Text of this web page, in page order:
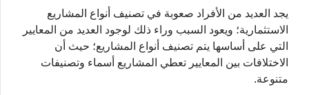
يجد العديد من الأفراد صعوبة في تصنيف أنواع المشاريع
الاستثمارية؛ ويعود السبب وراء ذلك لوجود العديد من المعايير
التي على أساسها يتم تصنيف أنواع المشاريع؛ حيث أن
الاختلافات بين المعايير تعطي المشاريع أسماء وتصنيفات
متنوعة.